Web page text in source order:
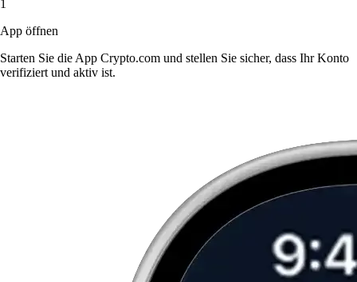
1
App öffnen
Starten Sie die App Crypto.com und stellen Sie sicher, dass Ihr Konto
verifiziert und aktiv ist.